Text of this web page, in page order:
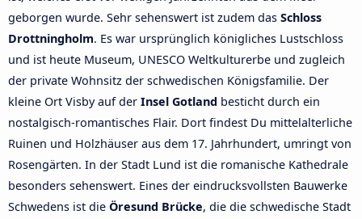
geborgen wurde. Sehr sehenswert ist zudem das Schloss
Drottningholm. Es war ursprünglich königliches Lustschloss
und ist heute Museum, UNESCO Weltkulturerbe und zugleich
der private Wohnsitz der schwedischen Königsfamilie. Der
kleine Ort Visby auf der Insel Gotland besticht durch ein
nostalgisch-romantisches Flair. Dort findest Du mittelalterliche
Ruinen und Holzhäuser aus dem 17. Jahrhundert, umringt von
Rosengärten. In der Stadt Lund ist die romanische Kathedrale
besonders sehenswert. Eines der eindrucksvollsten Bauwerke
Schwedens ist die Öresund Brücke, die die schwedische Stadt